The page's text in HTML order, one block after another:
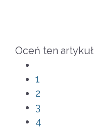
Oceń ten artykuł
1
2
3
4